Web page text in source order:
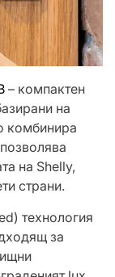
– компактен
на
комбинира
на Shelly,
страни.
технология
за